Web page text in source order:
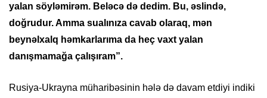
yalan söyləmirəm. Beləcə də dedim. Bu, əslində,
doğrudur. Amma sualınıza cavab olaraq, mən
beynəlxalq həmkarlarıma da heç vaxt yalan
danışmamağa çalışıram”.
Rusiya-Ukrayna müharibəsinin hələ də davam etdiyi indiki